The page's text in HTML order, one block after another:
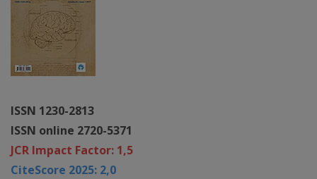
ISSN 1230-2813
ISSN online 2720-5371
JCR Impact Factor: 1,5
CiteScore 2025: 2,0